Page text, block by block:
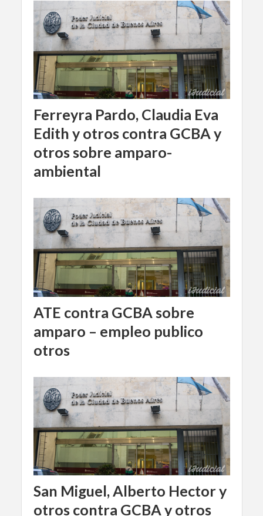
Ferreyra Pardo, Claudia Eva
Edith y otros contra GCBA y
otros sobre amparo-
ambiental
ATE contra GCBA sobre
amparo – empleo publico
otros
San Miguel, Alberto Hector y
otros contra GCBA y otros